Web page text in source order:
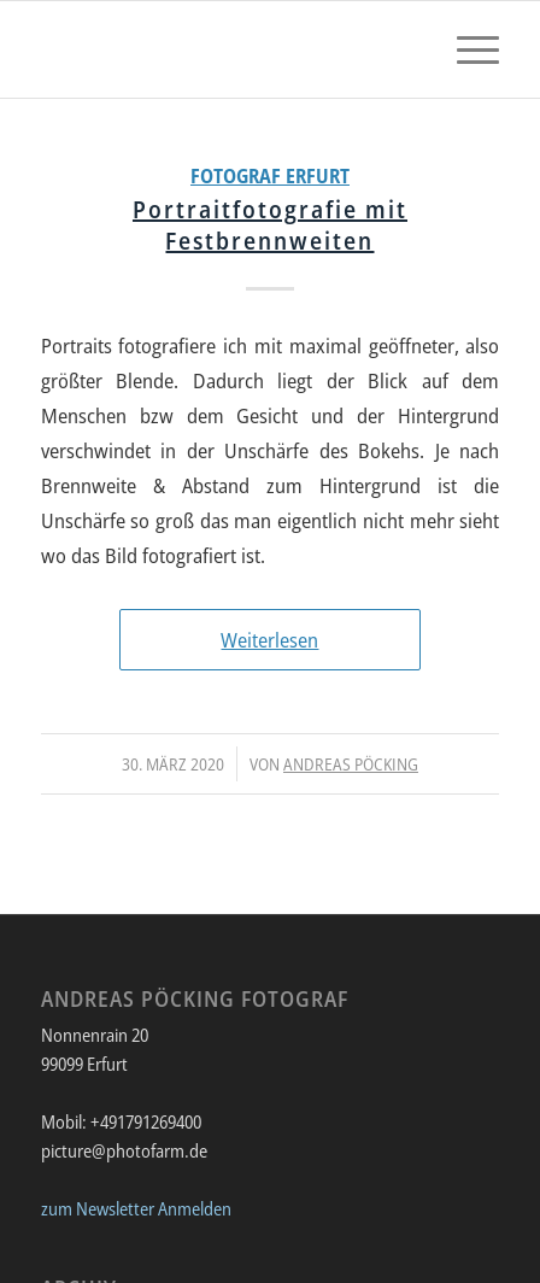
FOTOGRAF ERFURT
Portraitfotografie mit
Festbrennweiten
Portraits fotografiere ich mit maximal geöffneter, also
größter Blende. Dadurch liegt der Blick auf dem
Menschen bzw dem Gesicht und der Hintergrund
verschwindet in der Unschärfe des Bokehs. Je nach
Brennweite & Abstand zum Hintergrund ist die
Unschärfe so groß das man eigentlich nicht mehr sieht
wo das Bild fotografiert ist.
Weiterlesen
30. MÄRZ 2020
/ VON ANDREAS PÖCKING
ANDREAS PÖCKING FOTOGRAF
Nonnenrain 20
99099 Erfurt
Mobil: +491791269400
picture@photofarm.de
zum Newsletter Anmelden